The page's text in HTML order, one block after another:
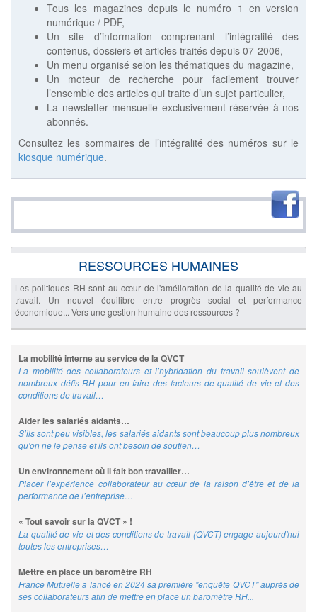
Tous les magazines depuis le numéro 1 en version
numérique / PDF,
Un site d’information comprenant l’intégralité des
contenus, dossiers et articles traités depuis 07-2006,
Un menu organisé selon les thématiques du magazine,
Un moteur de recherche pour facilement trouver
l’ensemble des articles qui traite d’un sujet particulier,
La newsletter mensuelle exclusivement réservée à nos
abonnés.
Consultez les sommaires de l’intégralité des numéros sur le
kiosque numérique.
RESSOURCES HUMAINES
Les politiques RH sont au cœur de l'amélioration de la qualité de vie au
travail. Un nouvel équilibre entre progrès social et performance
économique... Vers une gestion humaine des ressources ?
La mobilité interne au service de la QVCT
La mobilité des collaborateurs et l’hybridation du travail soulèvent de
nombreux défis RH pour en faire des facteurs de qualité de vie et des
conditions de travail…
Aider les salariés aidants…
S’ils sont peu visibles, les salariés aidants sont beaucoup plus nombreux
qu'on ne le pense et ils ont besoin de soutien…
Un environnement où il fait bon travailler…
Placer l’expérience collaborateur au cœur de la raison d’être et de la
performance de l’entreprise…
« Tout savoir sur la QVCT » !
La qualité de vie et des conditions de travail (QVCT) engage aujourd'hui
toutes les entreprises…
Mettre en place un baromètre RH
France Mutuelle a lancé en 2024 sa première "enquête QVCT" auprès de
ses collaborateurs afin de mettre en place un baromètre RH...